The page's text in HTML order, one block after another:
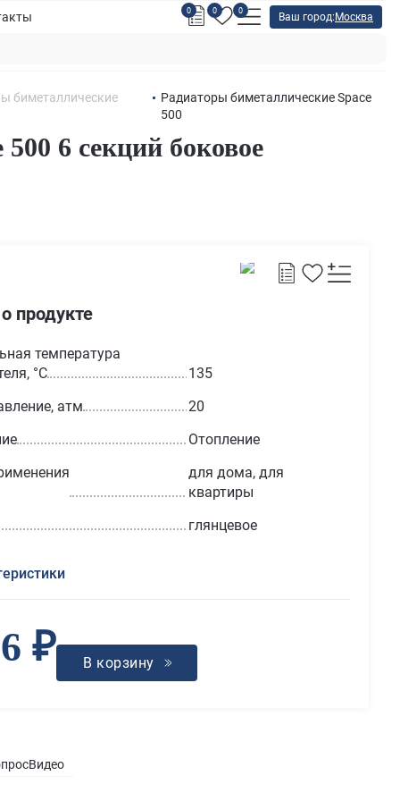
0 0 0
Ваш город: Москва
биметаллические
Радиаторы биметаллические Space
500
6 секций боковое
продукте
температура
°С
135
атм
20
Отопление
для дома, для
квартиры
глянцевое
₽ В корзину
Видео